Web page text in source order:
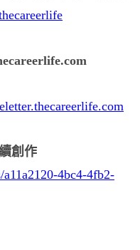
創作
4bc4-4fb2-